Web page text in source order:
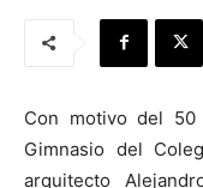
Con motivo del 50
Gimnasio del
arquitecto